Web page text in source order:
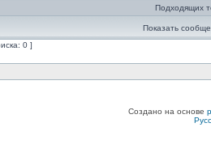
Подходящих
Показать
0 ]
Создано на основе